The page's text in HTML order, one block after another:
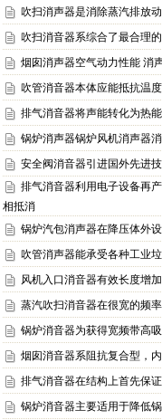
吹扫消声器是消除蒸汽排放
吹扫消音器系综合了最合理
烟囱消声器空气动力性能 消
吹管消音器本体应能抵抗温
排气消音器将声能转化为热
锅炉消声器锅炉风机消声器
安全阀消音器引进国外先进
排气消音器利用电子设备再
相抵消
锅炉汽包消声器在降压体外
吹管消声器能承受各种工业
风机入口消音器有效长度增
蒸汽吹扫消音器在很宽的频
锅炉消音器为获得宽频带高
烟囱消音器系阻抗复合型，
排气消音器在结构上首先保
锅炉消音器主要适用于降低